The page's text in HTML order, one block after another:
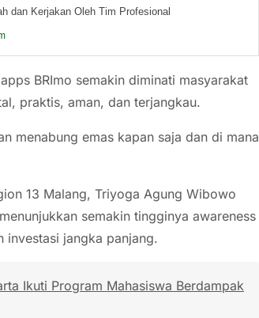
dan Kerjakan Oleh Tim Profesional
BRImo semakin diminati masyarakat
praktis, aman, dan terjangkau.
menabung emas kapan saja dan di mana
13 Malang, Triyoga Agung Wibowo
semakin tingginya awareness
investasi jangka panjang.
Ikuti Program Mahasiswa Berdampak